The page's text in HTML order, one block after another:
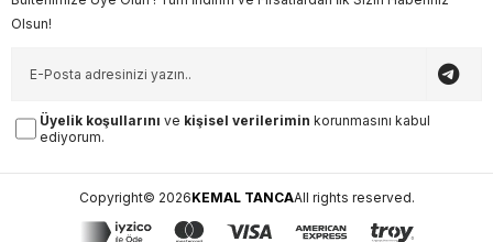
Olsun!
Üyelik koşullarını ve kişisel verilerimin korunmasını kabul
ediyorum.
Copyright© 2026KEMAL TANCAAll rights reserved.